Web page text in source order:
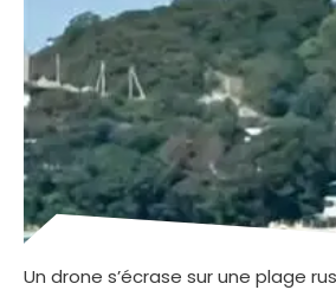
Un drone s’écrase sur une plage